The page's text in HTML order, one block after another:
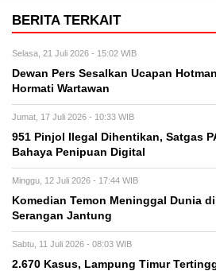
BERITA TERKAIT
Selasa, 21 Juli 2026 - 15:02 WIB
Dewan Pers Sesalkan Ucapan
Hormati Wartawan
Jumat, 17 Juli 2026 - 10:33 WIB
951 Pinjol Ilegal Dihentikan, Satgas
Bahaya Penipuan Digital
Minggu, 12 Juli 2026 - 17:44 WIB
Komedian Temon Meninggal Dunia
Serangan Jantung
Sabtu, 11 Juli 2026 - 08:03 WIB
2.670 Kasus, Lampung Timur